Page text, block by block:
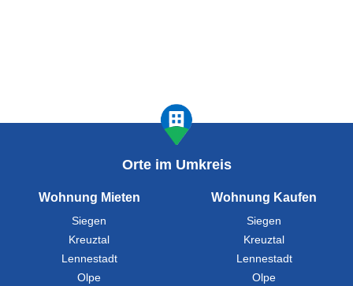
Orte im Umkreis
Wohnung Mieten
Siegen
Kreuztal
Lennestadt
Olpe
Wohnung Kaufen
Siegen
Kreuztal
Lennestadt
Olpe